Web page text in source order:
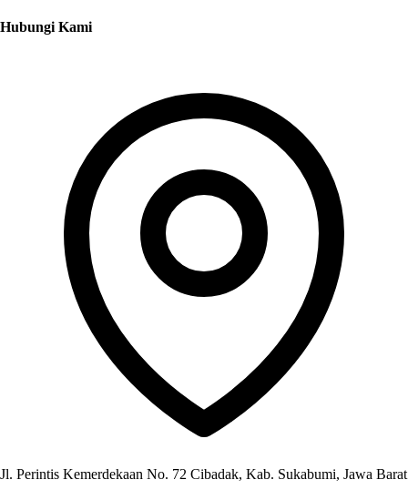
Hubungi Kami
Jl. Perintis Kemerdekaan No. 72 Cibadak, Kab. Sukabumi, Jawa Barat